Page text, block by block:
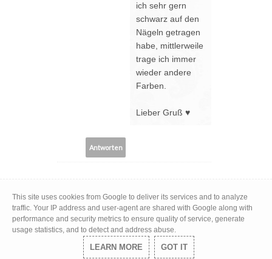
ich sehr gern
schwarz auf den
Nägeln getragen
habe, mittlerweile
trage ich immer
wieder andere
Farben.
Lieber Gruß ♥
Antworten
12 Juli, 2016
Ich hab den Nagellack
auch Zuhause die Farbe
ist wirklich sehr schön.
This site uses cookies from Google to deliver its services and to analyze
traffic. Your IP address and user-agent are shared with Google along with
performance and security metrics to ensure quality of service, generate
usage statistics, and to detect and address abuse.
LEARN MORE GOT IT